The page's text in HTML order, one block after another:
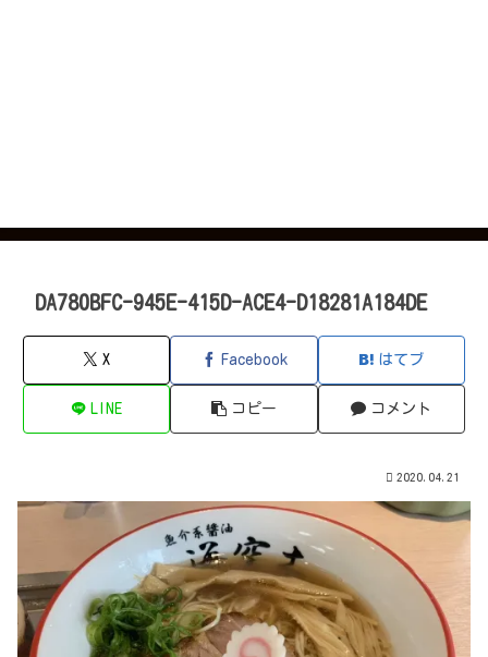
DA780BFC-945E-415D-ACE4-D18281A184DE
X Facebook はてブ
LINE コピー コメント
2020.04.21